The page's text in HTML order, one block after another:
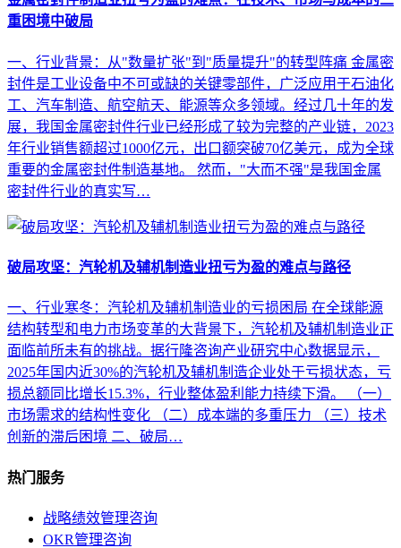
重困境中破局
一、行业背景：从"数量扩张"到"质量提升"的转型阵痛 金属密
封件是工业设备中不可或缺的关键零部件，广泛应用于石油化
工、汽车制造、航空航天、能源等众多领域。经过几十年的发
展，我国金属密封件行业已经形成了较为完整的产业链，2023
年行业销售额超过1000亿元，出口额突破70亿美元，成为全球
重要的金属密封件制造基地。 然而，"大而不强"是我国金属
密封件行业的真实写…
破局攻坚：汽轮机及辅机制造业扭亏为盈的难点与路径
一、行业寒冬：汽轮机及辅机制造业的亏损困局 在全球能源
结构转型和电力市场变革的大背景下，汽轮机及辅机制造业正
面临前所未有的挑战。据行隆咨询产业研究中心数据显示，
2025年国内近30%的汽轮机及辅机制造企业处于亏损状态，亏
损总额同比增长15.3%，行业整体盈利能力持续下滑。 （一）
市场需求的结构性变化 （二）成本端的多重压力 （三）技术
创新的滞后困境 二、破局…
热门服务
战略绩效管理咨询
OKR管理咨询